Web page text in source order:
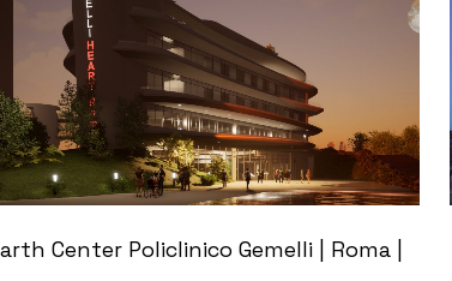
+
Center Policlinico Gemelli | Roma |